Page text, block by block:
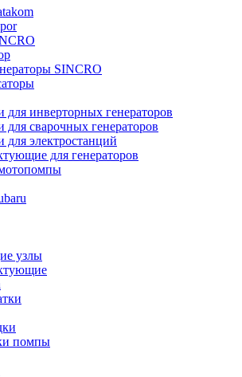
SINCRO
для инверторных генераторов
для сварочных генераторов
для электростанций
для генераторов
узлы
помпы